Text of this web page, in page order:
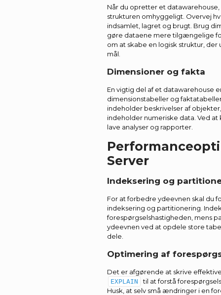
Når du opretter et
strukturen omhyggeligt. Overvej
indsamlet, lagret og brugt. Brug
gøre dataene mere tilgængelige
om at skabe en logisk struktur,
mål.
Dimensioner og fakta
En vigtig del af et datawarehouse
dimensionstabeller og
indeholder beskrivelser af
indeholder numeriske data. Ved
lave analyser og rapporter.
Server
Indeksering og
For at forbedre ydeevnen skal du
indeksering og partitionering.
forespørgselshastigheden, mens
ydeevnen ved at opdele store
dele.
Optimering af
Det er afgørende at skrive
EXPLAIN
til at forstå
Husk, at selv små ændringer i en